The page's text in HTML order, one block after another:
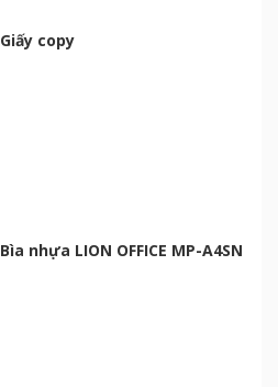
Giấy copy
Bìa nhựa LION OFFICE MP-A4SN